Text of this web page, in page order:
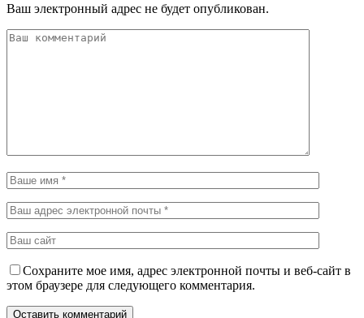
Ваш электронный адрес не будет опубликован.
Сохраните мое имя, адрес электронной почты и веб-сайт в
этом браузере для следующего комментария.